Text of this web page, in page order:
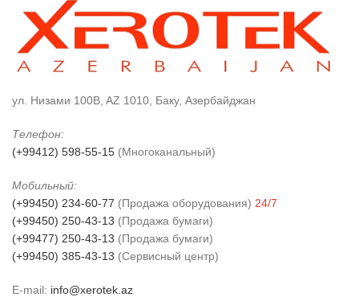
ул. Низами 100B, AZ 1010, Баку, Азербайджан
Телефон:
(+99412) 598-55-15 (Многоканальный)
Мобильный:
(+99450) 234-60-77 (Продажа оборудования) 24/7
(+99450) 250-43-13 (Продажа бумаги)
(+99477) 250-43-13 (Продажа бумаги)
(+99450) 385-43-13 (Сервисный центр)
E-mail: info@xerotek.az